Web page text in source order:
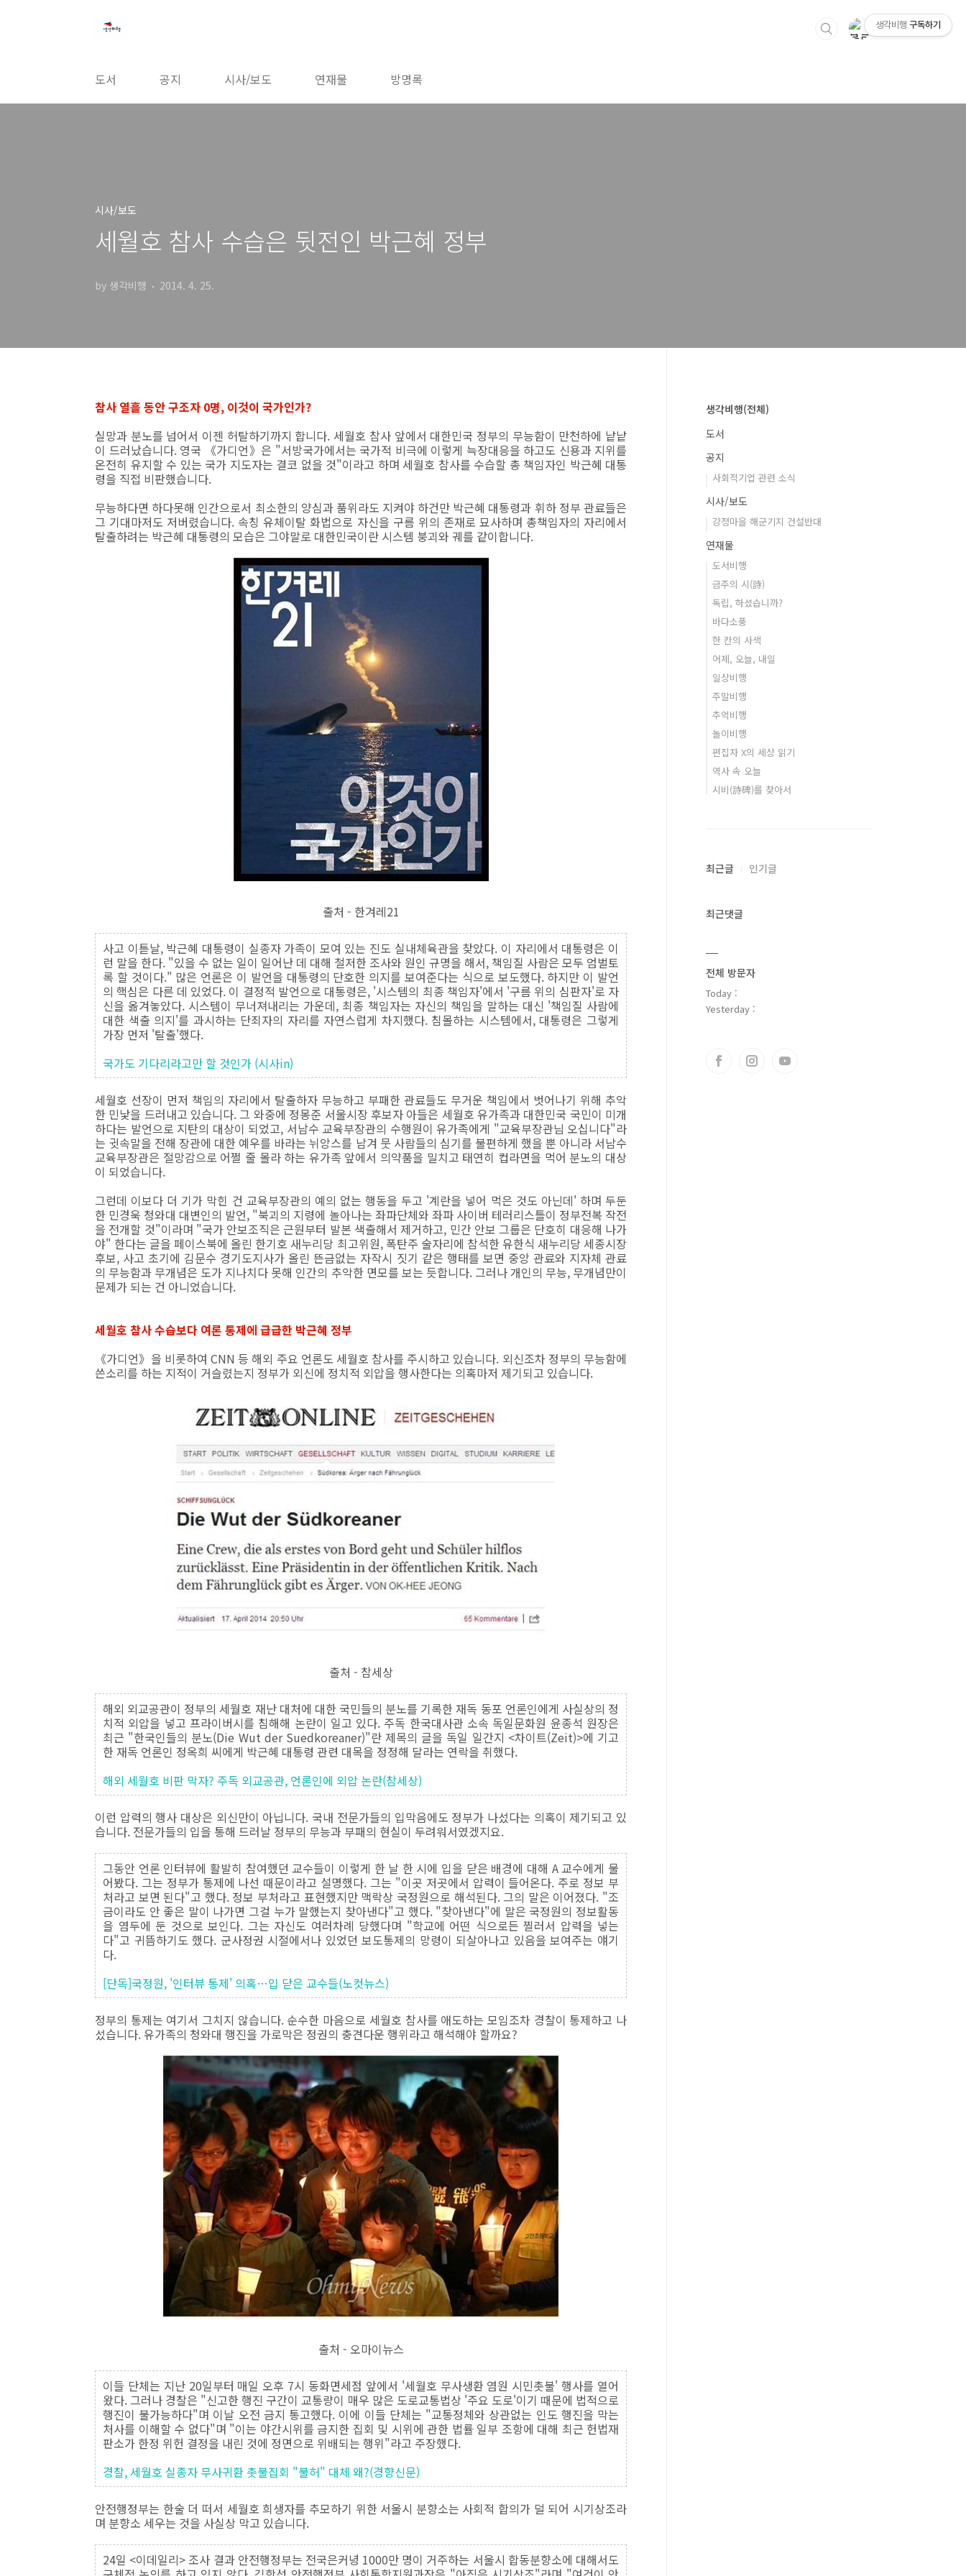
도서 공지 시사/보도 연재물 방명록
시사/보도
세월호 참사 수습은 뒷전인 박근혜 정부
by 생각비행 2014. 4. 25.
참사 열흘 동안 구조자 0명, 이것이 국가인가?
실망과 분노를 넘어서 이젠 허탈하기까지 합니다. 세월호 참사 앞에서 대한민국 정부의 무능함이 만천하에 낱낱
이 드러났습니다. 영국 《가디언》은 "서방국가에서는 국가적 비극에 이렇게 늑장대응을 하고도 신용과 지위를
온전히 유지할 수 있는 국가 지도자는 결코 없을 것"이라고 하며 세월호 참사를 수습할 총 책임자인 박근혜 대통
령을 직접 비판했습니다.
무능하다면 하다못해 인간으로서 최소한의 양심과 품위라도 지켜야 하건만 박근혜 대통령과 휘하 정부 관료들은
그 기대마저도 저버렸습니다. 속칭 유체이탈 화법으로 자신을 구름 위의 존재로 묘사하며 총책임자의 자리에서
탈출하려는 박근혜 대통령의 모습은 그야말로 대한민국이란 시스템 붕괴와 궤를 같이합니다.
출처 - 한겨레21
사고 이튿날, 박근혜 대통령이 실종자 가족이 모여 있는 진도 실내체육관을 찾았다. 이 자리에서 대통령은 이
런 말을 한다. "있을 수 없는 일이 일어난 데 대해 철저한 조사와 원인 규명을 해서, 책임질 사람은 모두 엄벌토
록 할 것이다." 많은 언론은 이 발언을 대통령의 단호한 의지를 보여준다는 식으로 보도했다. 하지만 이 발언
의 핵심은 다른 데 있었다. 이 결정적 발언으로 대통령은, '시스템의 최종 책임자'에서 '구름 위의 심판자'로 자
신을 옮겨놓았다. 시스템이 무너져내리는 가운데, 최종 책임자는 자신의 책임을 말하는 대신 '책임질 사람에
대한 색출 의지'를 과시하는 단죄자의 자리를 자연스럽게 차지했다. 침몰하는 시스템에서, 대통령은 그렇게
가장 먼저 '탈출'했다.
국가도 기다리라고만 할 것인가 (시사in)
세월호 선장이 먼저 책임의 자리에서 탈출하자 무능하고 부패한 관료들도 무거운 책임에서 벗어나기 위해 추악
한 민낯을 드러내고 있습니다. 그 와중에 정몽준 서울시장 후보자 아들은 세월호 유가족과 대한민국 국민이 미개
하다는 발언으로 지탄의 대상이 되었고, 서남수 교육부장관의 수행원이 유가족에게 "교육부장관님 오십니다"라
는 귓속말을 전해 장관에 대한 예우를 바라는 뉘앙스를 남겨 뭇 사람들의 심기를 불편하게 했을 뿐 아니라 서남수
교육부장관은 절망감으로 어쩔 줄 몰라 하는 유가족 앞에서 의약품을 밀치고 태연히 컵라면을 먹어 분노의 대상
이 되었습니다.
그런데 이보다 더 기가 막힌 건 교육부장관의 예의 없는 행동을 두고 '계란을 넣어 먹은 것도 아닌데' 하며 두둔
한 민경욱 청와대 대변인의 발언, "북괴의 지령에 놀아나는 좌파단체와 좌파 사이버 테러리스틀이 정부전복 작전
을 전개할 것"이라며 "국가 안보조직은 근원부터 발본 색출해서 제거하고, 민간 안보 그룹은 단호히 대응해 나가
야" 한다는 글을 페이스북에 올린 한기호 새누리당 최고위원, 폭탄주 술자리에 참석한 유한식 새누리당 세종시장
후보, 사고 초기에 김문수 경기도지사가 올린 뜬금없는 자작시 짓기 같은 행태를 보면 중앙 관료와 지자체 관료
의 무능함과 무개념은 도가 지나치다 못해 인간의 추악한 면모를 보는 듯합니다. 그러나 개인의 무능, 무개념만이
문제가 되는 건 아니었습니다.
세월호 참사 수습보다 여론 통제에 급급한 박근혜 정부
《가디언》을 비롯하여 CNN 등 해외 주요 언론도 세월호 참사를 주시하고 있습니다. 외신조차 정부의 무능함에
쓴소리를 하는 지적이 거슬렸는지 정부가 외신에 정치적 외압을 행사한다는 의혹마저 제기되고 있습니다.
출처 - 참세상
해외 외교공관이 정부의 세월호 재난 대처에 대한 국민들의 분노를 기록한 재독 동포 언론인에게 사실상의 정
치적 외압을 넣고 프라이버시를 침해해 논란이 일고 있다. 주독 한국대사관 소속 독일문화원 윤종석 원장은
최근 "한국인들의 분노(Die Wut der Suedkoreaner)"란 제목의 글을 독일 일간지 <차이트(Zeit)>에 기고
한 재독 언론인 정옥희 씨에게 박근혜 대통령 관련 대목을 정정해 달라는 연락을 취했다.
해외 세월호 비판 막자? 주독 외교공관, 언론인에 외압 논란(참세상)
이런 압력의 행사 대상은 외신만이 아닙니다. 국내 전문가들의 입막음에도 정부가 나섰다는 의혹이 제기되고 있
습니다. 전문가들의 입을 통해 드러날 정부의 무능과 부패의 현실이 두려워서였겠지요.
그동안 언론 인터뷰에 활발히 참여했던 교수들이 이렇게 한 날 한 시에 입을 닫은 배경에 대해 A 교수에게 물
어봤다. 그는 정부가 통제에 나선 때문이라고 설명했다. 그는 "이곳 저곳에서 압력이 들어온다. 주로 정보 부
처라고 보면 된다"고 했다. 정보 부처라고 표현했지만 맥락상 국정원으로 해석된다. 그의 말은 이어졌다. "조
금이라도 안 좋은 말이 나가면 그걸 누가 말했는지 찾아낸다"고 했다. "찾아낸다"에 말은 국정원의 정보활동
을 염두에 둔 것으로 보인다. 그는 자신도 여러차례 당했다며 "학교에 어떤 식으로든 찔러서 압력을 넣는
다"고 귀뜸하기도 했다. 군사정권 시절에서나 있었던 보도통제의 망령이 되살아나고 있음을 보여주는 얘기
다.
[단독]국정원, '인터뷰 통제' 의혹…입 닫은 교수들(노컷뉴스)
정부의 통제는 여기서 그치지 않습니다. 순수한 마음으로 세월호 참사를 애도하는 모임조차 경찰이 통제하고 나
섰습니다. 유가족의 청와대 행진을 가로막은 정권의 충견다운 행위라고 해석해야 할까요?
출처 - 오마이뉴스
이들 단체는 지난 20일부터 매일 오후 7시 동화면세점 앞에서 '세월호 무사생환 염원 시민촛불' 행사를 열어
왔다. 그러나 경찰은 "신고한 행진 구간이 교통량이 매우 많은 도로교통법상 '주요 도로'이기 때문에 법적으로
행진이 불가능하다"며 이날 오전 금지 통고했다. 이에 이들 단체는 "교통정체와 상관없는 인도 행진을 막는
처사를 이해할 수 없다"며 "이는 야간시위를 금지한 집회 및 시위에 관한 법률 일부 조항에 대해 최근 헌법재
판소가 한정 위헌 결정을 내린 것에 정면으로 위배되는 행위"라고 주장했다.
경찰, 세월호 실종자 무사귀환 촛불집회 "불허" 대체 왜?(경향신문)
안전행정부는 한술 더 떠서 세월호 희생자를 추모하기 위한 서울시 분향소는 사회적 합의가 덜 되어 시기상조라
며 분향소 세우는 것을 사실상 막고 있습니다.
24일 <이데일리> 조사 결과 안전행정부는 전국은커녕 1000만 명이 거주하는 서울시 합동분향소에 대해서도
생각비행(전체)
도서
공지
사회적기업 관련 소식
시사/보도
강정마을 해군기지 건설반대
연재물
도서비행
금주의 시(詩)
독립, 하셨습니까?
바다소풍
한 칸의 사색
어제, 오늘, 내일
일상비행
주말비행
추억비행
놀이비행
편집자 X의 세상 읽기
역사 속 오늘
시비(詩碑)를 찾아서
최근글 인기글
최근댓글
전체 방문자
Today :
Yesterday :
생각비행 구독하기